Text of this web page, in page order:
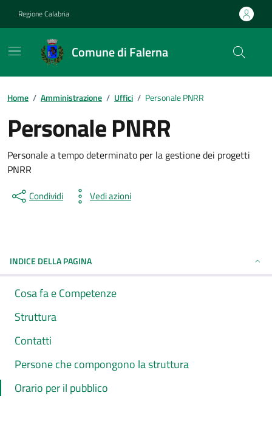
Regione Calabria
Comune di Falerna
Home / Amministrazione / Uffici / Personale PNRR
Personale PNRR
Personale a tempo determinato per la gestione dei progetti
PNRR
Condividi Vedi azioni
INDICE DELLA PAGINA
Cosa fa e Competenze
Struttura
Contatti
Persone che compongono la struttura
Orario per il pubblico